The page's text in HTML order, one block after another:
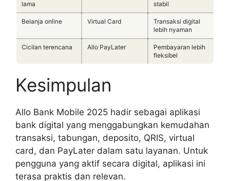
lama stabil
Belanja online Virtual Card
Transaksi digital
lebih nyaman
Cicilan terencana Allo PayLater
Pembayaran lebih
fleksibel
Kesimpulan
Allo Bank Mobile 2025 hadir sebagai aplikasi
bank digital yang menggabungkan kemudahan
transaksi, tabungan, deposito, QRIS, virtual
card, dan PayLater dalam satu layanan. Untuk
pengguna yang aktif secara digital, aplikasi ini
terasa praktis dan relevan.